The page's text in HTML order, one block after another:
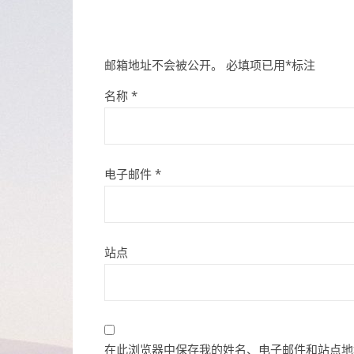
邮箱地址不会被公开。 必填项已用*标注
名称 *
电子邮件 *
站点
在此浏览器中保存我的姓名、电子邮件和站点地